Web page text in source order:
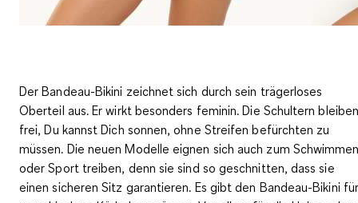
Der Bandeau-Bikini zeichnet sich durch sein trägerloses
Oberteil aus. Er wirkt besonders feminin. Die Schultern
frei, Du kannst Dich sonnen, ohne Streifen befürchten zu
müssen. Die neuen Modelle eignen sich auch zum
oder Sport treiben, denn siesind so geschnitten, dass sie
einen sicheren Sitz garantieren. Es gibt den Bandeau-Bikini